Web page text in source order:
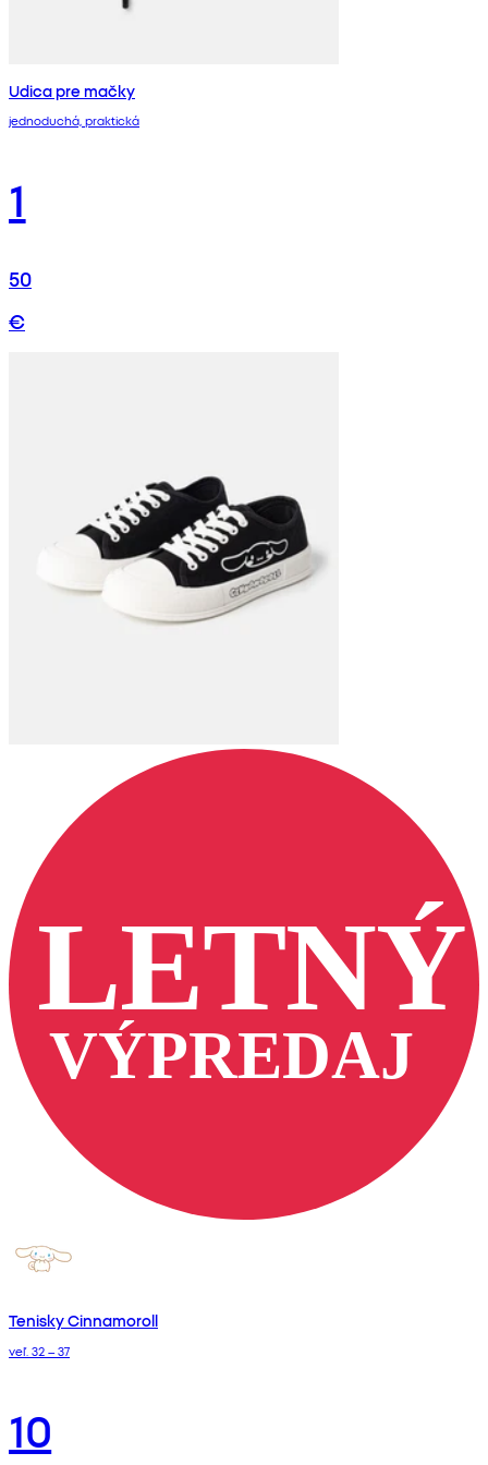
Udica pre mačky
jednoduchá, praktická
1
50
€
Tenisky Cinnamoroll
veľ. 32 – 37
10